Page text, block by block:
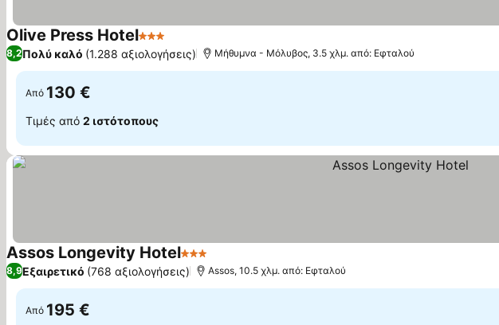
Olive Press Hotel3 Αστέρια
8,2Πολύ καλό (1.288 αξιολογήσεις) Μήθυμνα - Μόλυβος, 3.5 χλμ. από: Εφταλού
Από 130 €
Τιμές από 2 ιστότοπους
Assos Longevity Hotel3 Αστέρια
8,9Εξαιρετικό (768 αξιολογήσεις) Assos, 10.5 χλμ. από: Εφταλού
Από 195 €